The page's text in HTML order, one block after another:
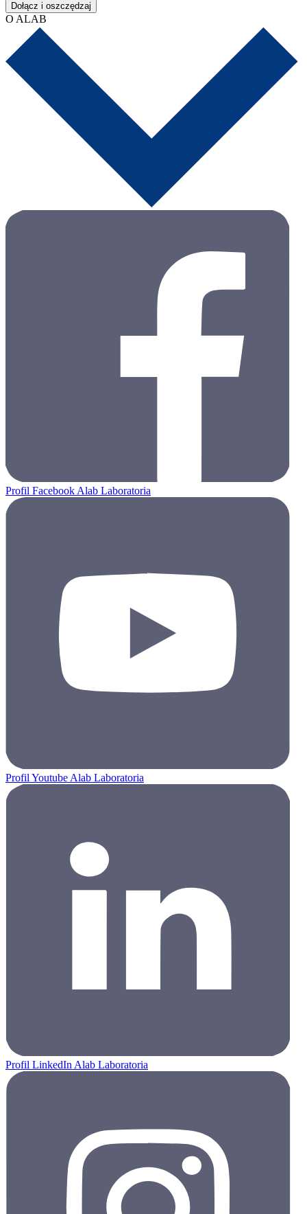
Dołącz i oszczędzaj
O ALAB
Profil Facebook Alab Laboratoria
Profil Youtube Alab Laboratoria
Profil LinkedIn Alab Laboratoria